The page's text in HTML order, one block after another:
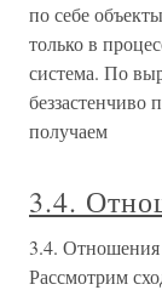
по себе
только в
система. По
получаем
3.4.
3.4.
Рассмотрим